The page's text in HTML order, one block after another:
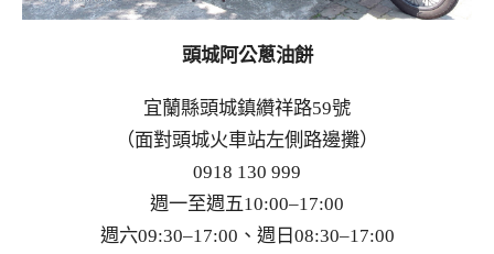
頭城阿公蔥油餅
宜蘭縣頭城鎮纘祥路59號
（面對頭城火車站左側路邊攤）
0918 130 999
週一至週五10:00–17:00
週六09:30–17:00、週日08:30–17:00